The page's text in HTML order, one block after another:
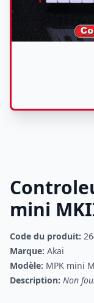
mini
Code du produit:
Marque: Akai
Modèle: MPK mini
Description: Non